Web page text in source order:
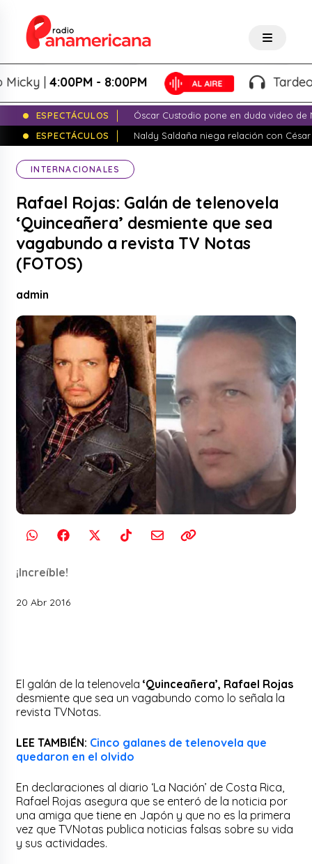
|4:00PM - 8:00PM Tardeo
ESPECTÁCULOS
Óscar Custodio pone en duda video de
ESPECTÁCULOS
Naldy Saldaña niega relación con
INTERNACIONALES
Rafael Rojas: Galán de telenovela
‘Quinceañera’ desmiente que sea
vagabundo a revista TV Notas
(FOTOS)
admin
¡Increíble!
20 Abr 2016
El galán de la telenovela‘Quinceañera’, Rafael Rojas
desmiente que sea un vagabundo como lo señala la
revista TVNotas.
LEE TAMBIÉN: Cinco galanes de telenovela que
quedaron en el olvido
En declaraciones al diario ‘La Nación’ de Costa Rica,
Rafael Rojas asegura que se enteró de la noticia por
una amiga que tiene en Japón y que no es la primera
vez que TVNotas publica noticias falsas sobre su vida
y sus actividades.